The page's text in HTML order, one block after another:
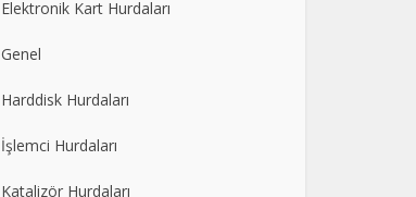
Elektronik Kart Hurdaları
Genel
Harddisk Hurdaları
İşlemci Hurdaları
Katalizör Hurdaları